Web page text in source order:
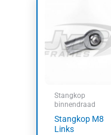
Stangkop
binnendraad
Stangkop M8
Links